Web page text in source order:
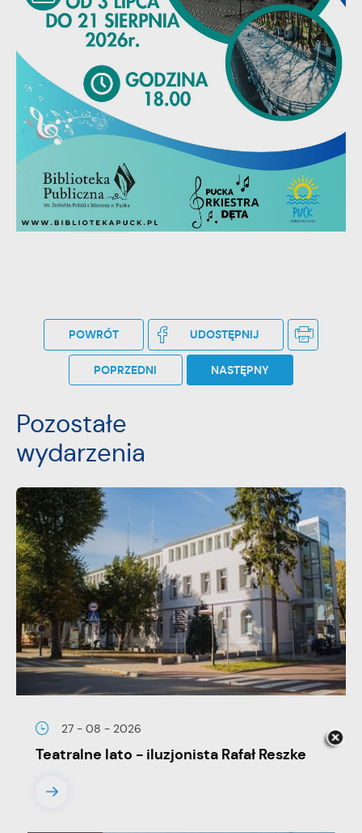
POWRÓT UDOSTĘPNIJ
POPRZEDNI NASTĘPNY
Pozostałe
wydarzenia
27 - 08 - 2026
Teatralne lato - iluzjonista Rafał Reszke
stronach podmiotów trzecich lub firm będących naszymi
partnerami oraz innych dostawców usług. Firmy te działają w
charakterze pośredników prezentujących nasze treści w
postaci wiadomości, ofert, komunikatów mediów
społecznościowych.